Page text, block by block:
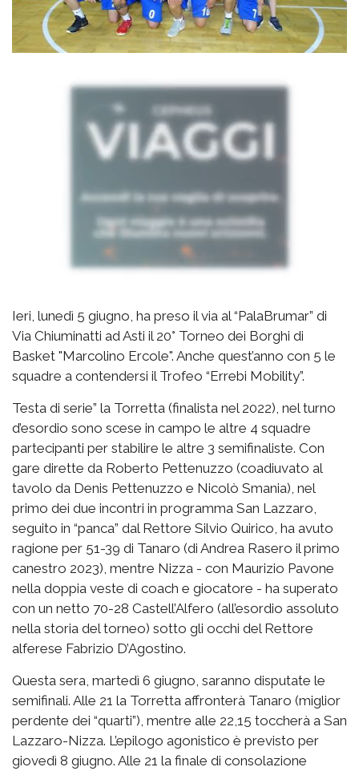
Ieri, lunedì 5 giugno, ha preso il via al “PalaBrumar” di
Via Chiuminatti ad Asti il 20° Torneo dei Borghi di
Basket "Marcolino Ercole". Anche quest’anno con 5 le
squadre a contendersi il Trofeo “Errebi Mobility”.
Testa di serie” la Torretta (finalista nel 2022), nel turno
d’esordio sono scese in campo le altre 4 squadre
partecipanti per stabilire le altre 3 semifinaliste. Con
gare dirette da Roberto Pettenuzzo (coadiuvato al
tavolo da Denis Pettenuzzo e Nicolò Smania), nel
primo dei due incontri in programma San Lazzaro,
seguito in “panca” dal Rettore Silvio Quirico, ha avuto
ragione per 51-39 di Tanaro (di Andrea Rasero il primo
canestro 2023), mentre Nizza - con Maurizio Pavone
nella doppia veste di coach e giocatore - ha superato
con un netto 70-28 Castell’Alfero (all’esordio assoluto
nella storia del torneo) sotto gli occhi del Rettore
alferese Fabrizio D’Agostino.
Questa sera, martedì 6 giugno, saranno disputate le
semifinali. Alle 21 la Torretta affronterà Tanaro (miglior
perdente dei “quarti”), mentre alle 22,15 toccherà a San
Lazzaro-Nizza. L’epilogo agonistico è previsto per
giovedì 8 giugno. Alle 21 la finale di consolazione